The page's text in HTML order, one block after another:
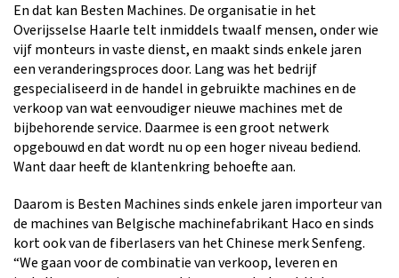
En dat kan Besten Machines. De organisatie in het
Overijsselse Haarle telt inmiddels twaalf mensen, onder wie
vijf monteurs in vaste dienst, en maakt sinds enkele jaren
een veranderingsproces door. Lang was het bedrijf
gespecialiseerd in de handel in gebruikte machines en de
verkoop van wat eenvoudiger nieuwe machines met de
bijbehorende service. Daarmee is een groot netwerk
opgebouwd en dat wordt nu op een hoger niveau bediend.
Want daar heeft de klantenkring behoefte aan.
Daarom is Besten Machines sinds enkele jaren importeur van
de machines van Belgische machinefabrikant Haco en sinds
kort ook van de fiberlasers van het Chinese merk Senfeng.
“We gaan voor de combinatie van verkoop, leveren en